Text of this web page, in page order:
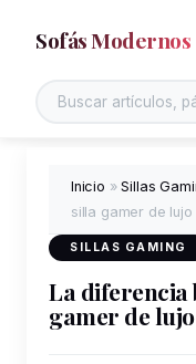
Sofás Modernos
Inicio »Sillas
silla gamer de lujo
SILLAS GAMING
La
gamer de